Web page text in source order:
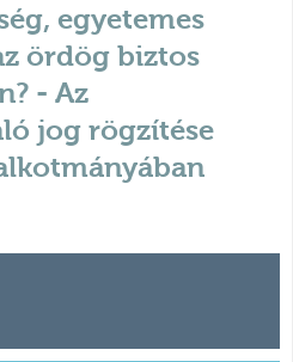
egyetemes
ördög biztos
- Az
jog rögzítése